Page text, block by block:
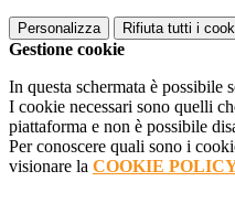
Personalizza Rifiuta tutti i
Gestione cookie
In questa schermata è possibile
I cookie necessari sono quelli
piattaforma e non è possibile
Per conoscere quali sono i
visionare la COOKIE